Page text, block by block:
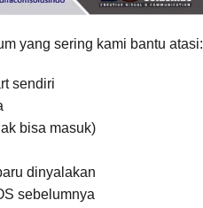
yang sering kami bantu atasi:
sendiri
bisa masuk)
dinyalakan
sebelumnya